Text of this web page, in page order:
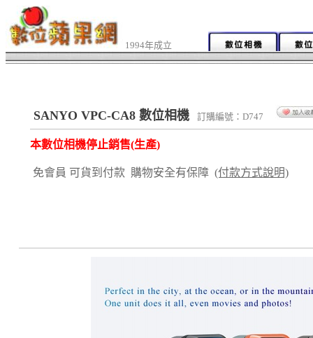
1994年成立
SANYO VPC-CA8 數位相機 訂購編號：D747
本數位相機停止銷售(生產)
免會員 可貨到付款 購物安全有保障 (付款方式說明)